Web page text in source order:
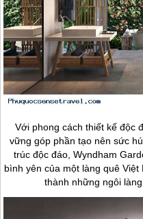
Với phong cách thiết kế độc
vững góp phần tạo nên sức
trúc độc đáo, Wyndham
bình yên của một làng quê
thành những ngôi